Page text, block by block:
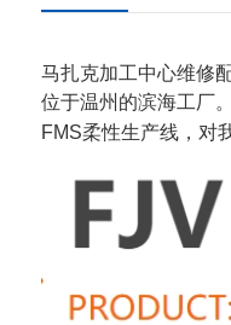
马扎克加工中心维修
位于温州的滨海工厂
FMS柔性生产线，对